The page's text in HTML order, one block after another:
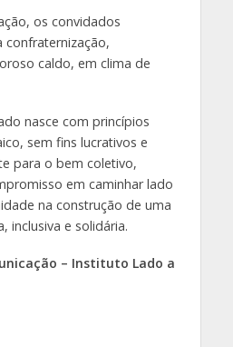
os convidados
confraternização,
caldo, em clima de
nasce com princípios
sem fins lucrativos e
para o bem coletivo,
em caminhar lado
na construção de uma
inclusiva e solidária.
– Instituto Lado a